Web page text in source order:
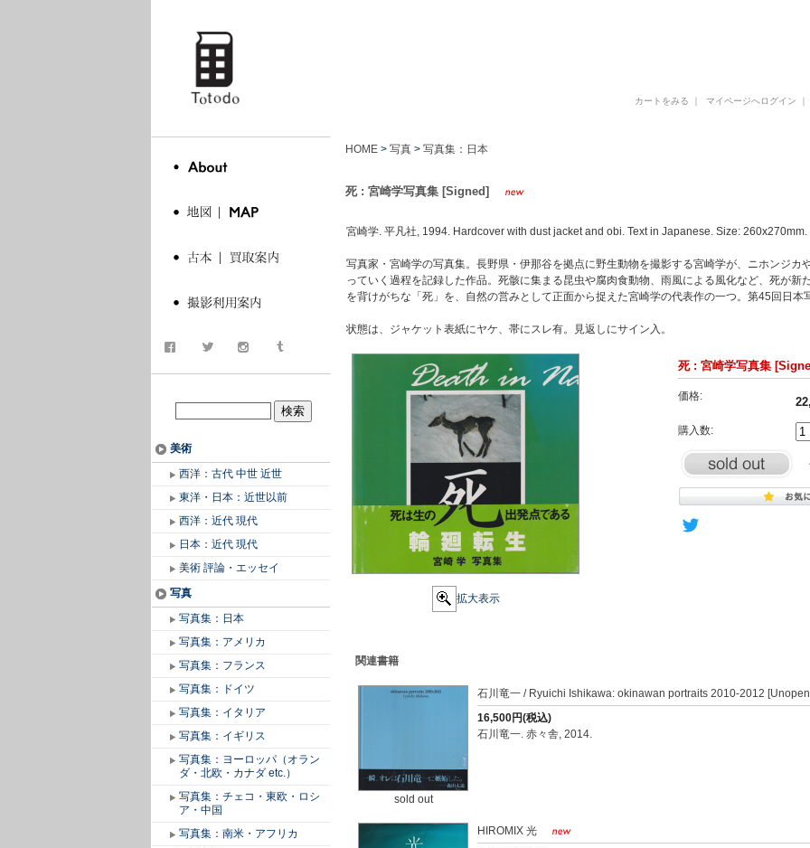
カートをみる マイページへログイン
美術
西洋：古代 中世 近世
東洋・日本：近世以前
西洋：近代 現代
日本：近代 現代
美術 評論・エッセイ
写真
写真集：日本
写真集：アメリカ
写真集：フランス
写真集：ドイツ
写真集：イタリア
写真集：イギリス
写真集：ヨーロッパ（オラン
ダ・北欧・カナダ etc.）
写真集：チェコ・東欧・ロシ
ア・中国
写真集：南米・アフリカ
HOME > 写真 > 写真集：日本
死 : 宮崎学写真集 [Signed]
宮崎学. 平凡社, 1994. Hardcover with dust jacket and obi. Text in Japanese. Size: 260x270mm.
写真家・宮崎学の写真集。長野県・伊那谷を拠点に野生動物を撮影する宮崎学が、ニホンジカ
っていく過程を記録した作品。死骸に集まる昆虫や腐肉食動物、雨風による風化など、死が
を背けがちな「死」を、自然の営みとして正面から捉えた宮崎学の代表作の一つ。第45回日本
状態は、ジャケット表紙にヤケ、帯にスレ有。見返しにサイン入。
拡大表示
死 : 宮崎学写真集
価格:
購入数:
関連書籍
sold out
石川竜一 / Ryuichi Ishikawa: okinawan portraits 2010-2012
16,500円(税込)
石川竜一. 赤々舎, 2014.
HIROMIX 光